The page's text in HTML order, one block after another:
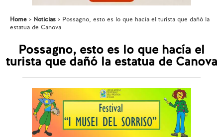
Home Noticias
Possagno, esto es lo que hacía el turista que dañó la
estatua de Canova
Possagno, esto es lo que hacía el
turista que dañó la estatua de Canova